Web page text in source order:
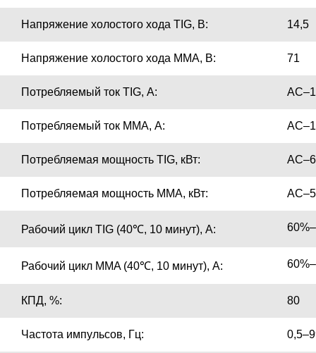
Напряжение холостого хода TIG, В: 14,5
Напряжение холостого хода MMA, В: 71
Потребляемый ток TIG, А:
Потребляемый ток MMA, А:
Потребляемая мощность TIG, кВт:
Потребляемая мощность ММА, кВт:
Рабочий цикл TIG (40℃, 10 минут), А:
Рабочий цикл MMA (40℃, 10 минут), А:
КПД, %: 80
Частота импульсов, Гц: